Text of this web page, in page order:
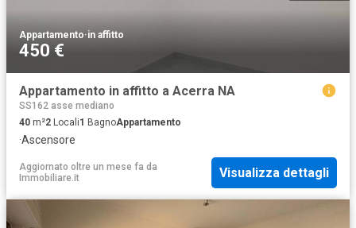
Appartamento·in affitto
450 €
Appartamento in affitto a Acerra NA
SS162 asse mediano
40 m²2 Locali1 BagnoAppartamento
·Ascensore
Aggiornato oltre un mese fa da
Immobiliare.it
Visualizza dettagli